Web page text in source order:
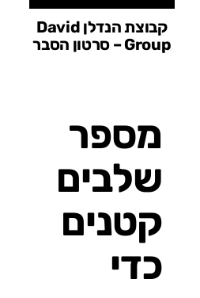
קבוצת הנדלן David
Group – סרטון הסבר
מספר
שלבים
קטנים
כדי